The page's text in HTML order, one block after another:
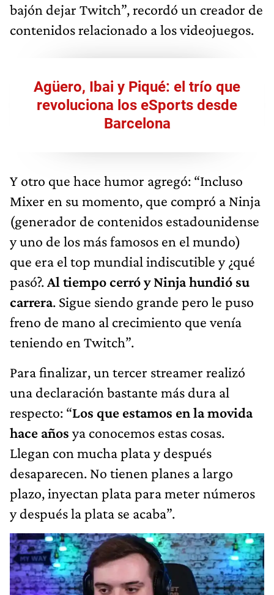
bajón dejar Twitch”, recordó un creador de
contenidos relacionado a los videojuegos.
Agüero, Ibai y Piqué: el trío que
revoluciona los eSports desde
Barcelona
Y otro que hace humor agregó: “Incluso
Mixer en su momento, que compró a Ninja
(generador de contenidos estadounidense
y uno de los más famosos en el mundo)
que era el top mundial indiscutible y ¿qué
pasó?.Al tiempo cerró y Ninja hundió su
carrera. Sigue siendo grande pero le puso
freno de mano al crecimiento que venía
teniendo en Twitch”.
Para finalizar, un tercer streamer realizó
una declaración bastante más dura al
respecto: “Los que estamos en la movida
hace años ya conocemos estas cosas.
Llegan con mucha plata y después
desaparecen. No tienen planes a largo
plazo, inyectan plata para meter números
y después la plata se acaba”.